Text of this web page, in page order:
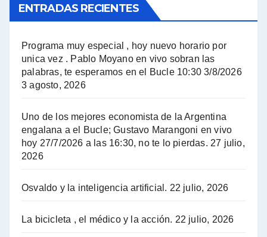
A mayor poder al empresariado le cuesta encontrar resistencia - Jose Urtubey con Jorge Gres
Hugo Yasky : Día de la Militancia - Hugo Yasky con Jorge Gres
Hugo Yasky sobre la Coordinadora de las Industrias de Productos Alimenticios (COPAL) - Hugo Yasky con Jorge Gres
Pablo Moyano sobre el espionaje: "Estos personajes siniestros han hecho mucho daño" - Pablo Moyano con Jorge Gres
ENTRADAS RECIENTES
Programa muy especial , hoy nuevo horario por
unica vez . Pablo Moyano en vivo sobran las
palabras, te esperamos en el Bucle 10:30 3/8/2026
3 agosto, 2026
Uno de los mejores economista de la Argentina
engalana a el Bucle; Gustavo Marangoni en vivo
hoy 27/7/2026 a las 16:30, no te lo pierdas. 27 julio,
2026
Osvaldo y la inteligencia artificial. 22 julio, 2026
La bicicleta , el médico y la acción. 22 julio, 2026